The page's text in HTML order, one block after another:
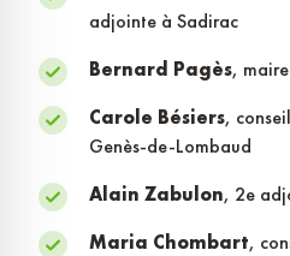
adjointe à Sadirac
Bernard Pagès,
Carole Bésiers,
Genès-de-Lombaud
Alain Zabulon, 2e
Maria Chombart,